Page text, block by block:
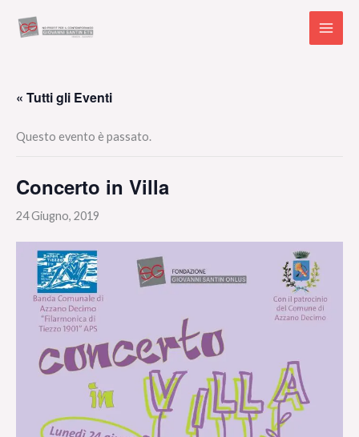
« Tutti gli Eventi
Questo evento è passato.
Concerto in Villa
24 Giugno, 2019